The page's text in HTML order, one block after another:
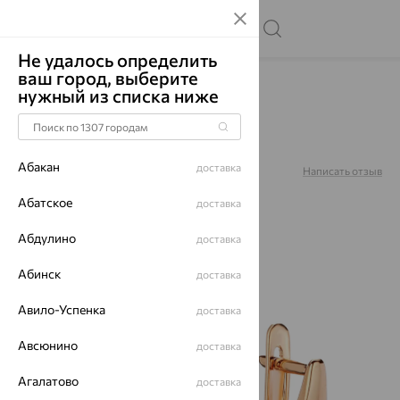
Главная Каталог Серьги Фианит
Серьги, золото, фианит,
01С1115081SР
Артикул: Написать отзыв
Не удалось определить
ваш город, выберите
нужный из списка ниже
Абакан доставка
Абатское доставка
Абдулино доставка
Абинск доставка
Авило-Успенка доставка
Авсюнино доставка
Агалатово доставка